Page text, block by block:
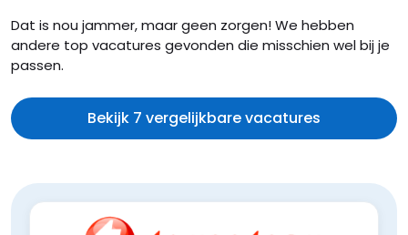
Dat is nou jammer, maar geen zorgen! We hebben
andere top vacatures gevonden die misschien wel bij je
passen.
Bekijk 7 vergelijkbare vacatures